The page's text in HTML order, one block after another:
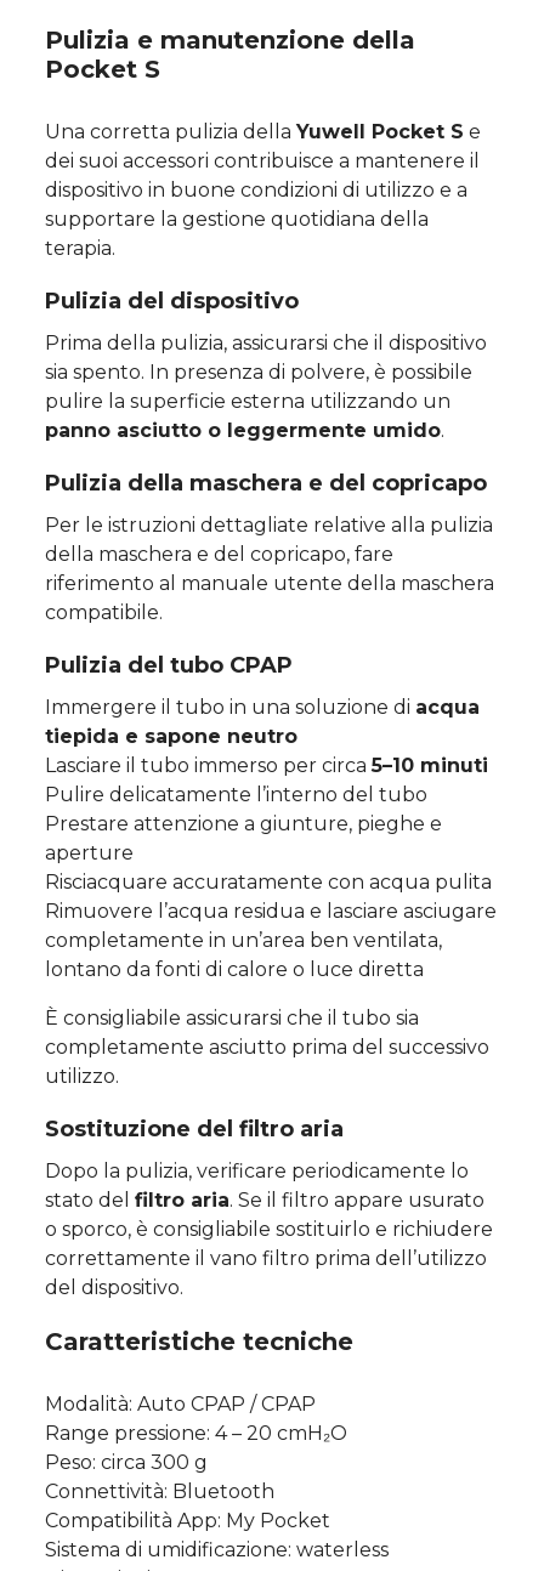
Pulizia e manutenzione della
Pocket S
Una corretta pulizia della Yuwell Pocket S e
dei suoi accessori contribuisce a mantenere il
dispositivo in buone condizioni di utilizzo e a
supportare la gestione quotidiana della
terapia.
Pulizia del dispositivo
Prima della pulizia, assicurarsi che il dispositivo
sia spento. In presenza di polvere, è possibile
pulire la superficie esterna utilizzando un
panno asciutto o leggermente umido.
Pulizia della maschera e del copricapo
Per le istruzioni dettagliate relative alla pulizia
della maschera e del copricapo, fare
riferimento al manuale utente della maschera
compatibile.
Pulizia del tubo CPAP
Immergere il tubo in una soluzione di acqua
tiepida e sapone neutro
Lasciare il tubo immerso per circa5–10 minuti
Pulire delicatamente l’interno del tubo
Prestare attenzione a giunture, pieghe e
aperture
Risciacquare accuratamente con acqua pulita
Rimuovere l’acqua residua e lasciare asciugare
completamente in un’area ben ventilata,
lontano da fonti di calore o luce diretta
È consigliabile assicurarsi che il tubo sia
completamente asciutto prima del successivo
utilizzo.
Sostituzione del filtro aria
Dopo la pulizia, verificare periodicamente lo
stato del filtro aria. Se il filtro appare usurato
o sporco, è consigliabile sostituirlo e richiudere
correttamente il vano filtro prima dell’utilizzo
del dispositivo.
Caratteristiche tecniche
Modalità: Auto CPAP / CPAP
Range pressione: 4 – 20 cmH₂O
Peso: circa 300 g
Connettività: Bluetooth
Compatibilità App: My Pocket
Sistema di umidificazione: waterless